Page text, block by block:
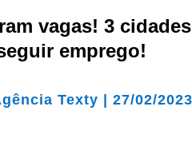
vagas! 3
emprego!
Texty |27/02/